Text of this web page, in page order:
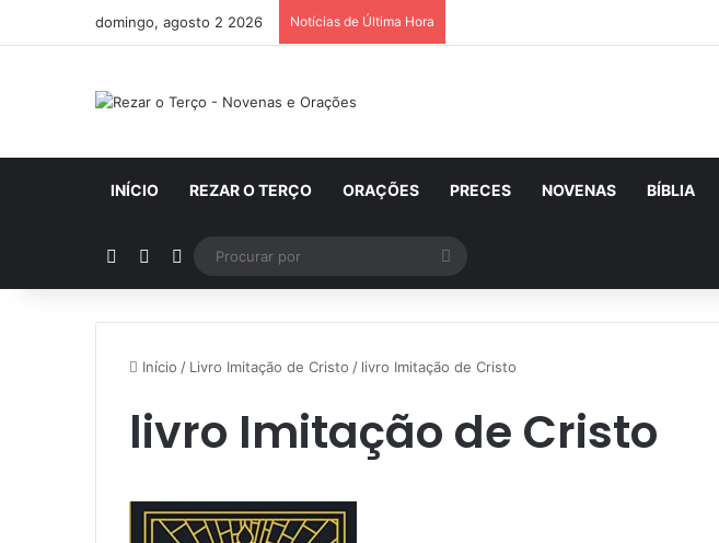
domingo, agosto 2 2026 Notícias de Última Hora
INÍCIO REZAR O TERÇO ORAÇÕES PRECES NOVENAS BÍBLIA
Artigo aleatório
Barra Lateral
Switch skin
Procurar
por
Início / Livro Imitação de Cristo / livro Imitação de Cristo
livro Imitação de Cristo